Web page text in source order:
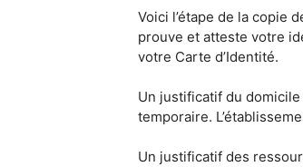
Voici l’étape de la copie
prouve et atteste votre
votre Carte d’Identité.
Un justificatif du domicile
temporaire.
Un justificatif des